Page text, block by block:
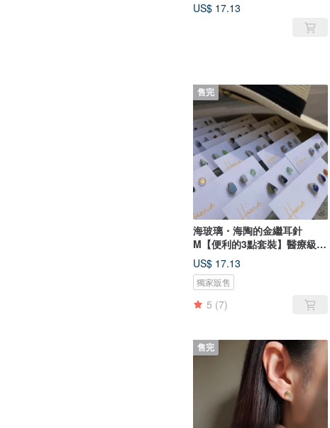
US$ 17.13
售完
海玻璃・海陶的金繼耳針
M【便利的3點套裝】醫療級不
鏽鋼
US$ 17.13
獨家販售
5 (7)
售完